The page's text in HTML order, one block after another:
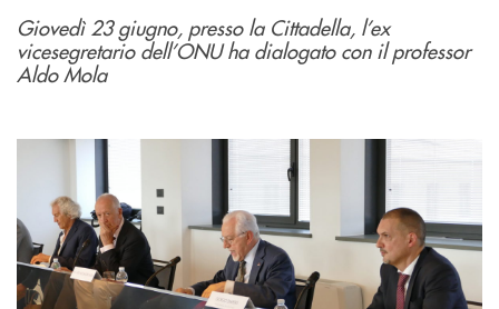
Giovedì 23 giugno, presso la Cittadella, l’ex
vicesegretario dell’ONU ha dialogato con il professor
Aldo Mola